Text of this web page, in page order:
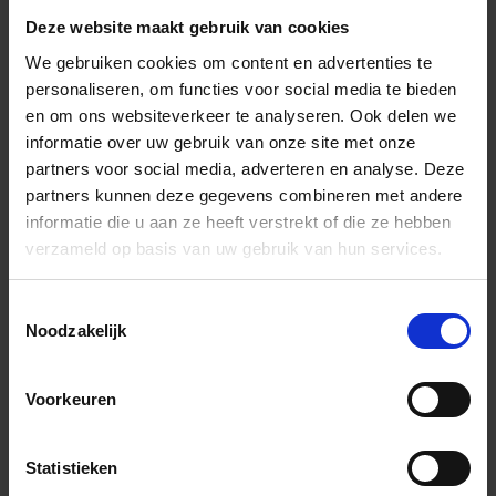
Deze website maakt gebruik van cookies
We gebruiken cookies om content en advertenties te
personaliseren, om functies voor social media te bieden
en om ons websiteverkeer te analyseren. Ook delen we
informatie over uw gebruik van onze site met onze
partners voor social media, adverteren en analyse. Deze
partners kunnen deze gegevens combineren met andere
informatie die u aan ze heeft verstrekt of die ze hebben
verzameld op basis van uw gebruik van hun services.
Noodzakelijk
Voorkeuren
Statistieken
Previous
Andere Series van Tonalite